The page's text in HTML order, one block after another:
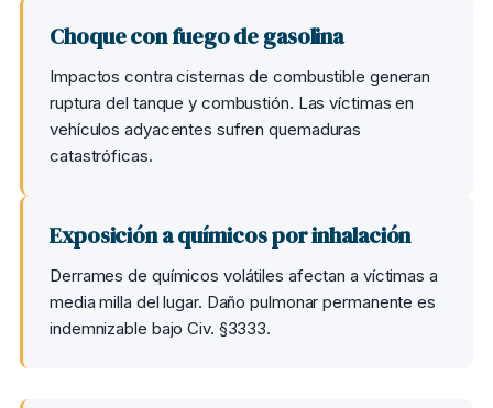
Choque con fuego de gasolina
Impactos contra cisternas de combustible generan
ruptura del tanque y combustión. Las víctimas en
vehículos adyacentes sufren quemaduras
catastróficas.
Exposición a químicos por inhalación
Derrames de químicos volátiles afectan a víctimas a
media milla del lugar. Daño pulmonar permanente es
indemnizable bajo Civ. §3333.